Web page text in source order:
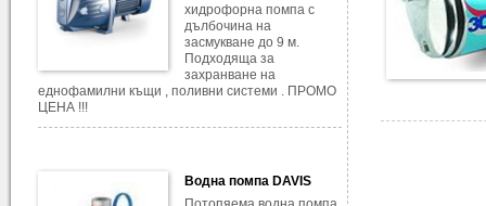
хидрофорна помпа с
дълбочина на
засмукване до 9 м.
Подходяща за
захранване на
еднофамилни къщи , поливни системи . ПРОМО
ЦЕНА !!!
Водна помпа DAVIS